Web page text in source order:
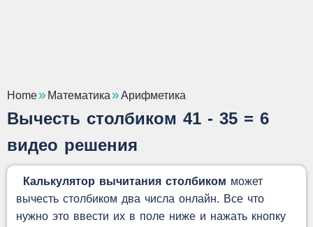
Home Математика Арифметика
Вычесть столбиком 41 - 35 = 6
видео решения
Калькулятор вычитания столбиком может
вычесть столбиком два числа онлайн. Все что
нужно это ввести их в поле ниже и нажать кнопку